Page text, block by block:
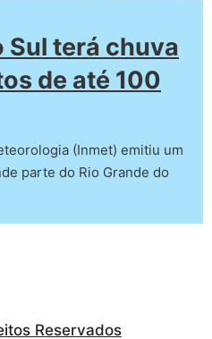
Sul terá chuva
de até 100
(Inmet) emitiu um
parte do Rio Grande do
Reservados